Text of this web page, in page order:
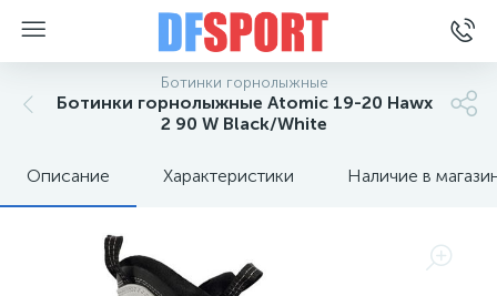
Ботинки горнолыжные
Ботинки горнолыжные Atomic 19-20 Hawx
2 90 W Black/White
Описание Характеристики Наличие в